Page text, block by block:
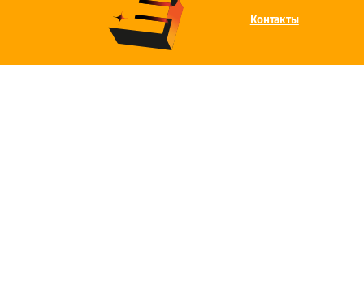
Контакты